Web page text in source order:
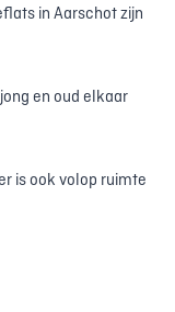
in Aarschot zijn
en oud elkaar
is ook volop ruimte